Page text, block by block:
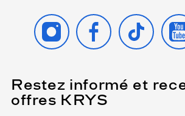
INSTAGRAMFACEBOOK
TIKTOK
Restez informé et
offres KRYS
Name
(Ce
champ
est
obligatoire)